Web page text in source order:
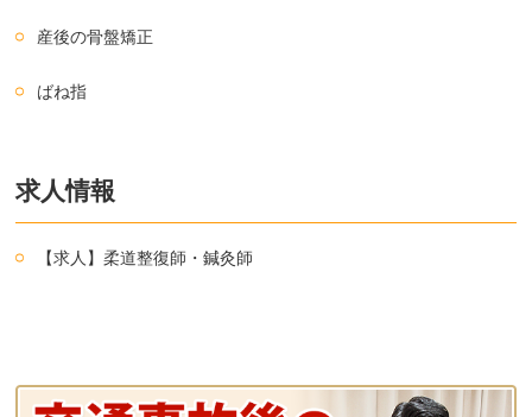
産後の骨盤矯正
ばね指
求人情報
【求人】柔道整復師・鍼灸師